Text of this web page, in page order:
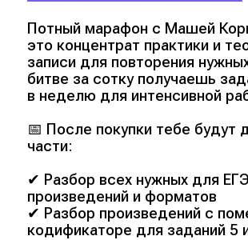
Потный марафон с Машей
это концентрат практики и
записи для повторения
битве за сотку получаешь
в неделю для интенсивной
📅 После покупки тебе будут
части:
✔ Разбор всех нужных для ЕГЭ
произведений и форматов
✔ Разбор произведений с
кодификаторе для заданий 5